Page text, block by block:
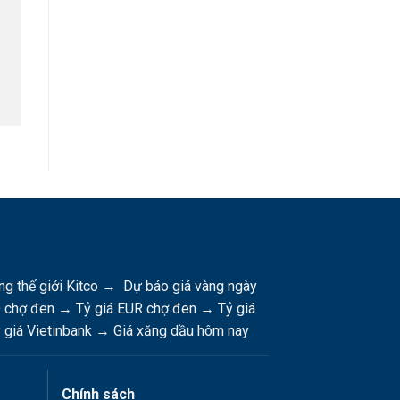
thế giới Kitco → Dự báo giá vàng ngày
chợ đen → Tỷ giá EUR chợ đen → Tỷ giá
giá Vietinbank → Giá xăng dầu hôm nay
Chính sách